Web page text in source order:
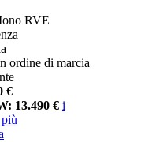
RVE
ordine di marcia
€
13.490 € i